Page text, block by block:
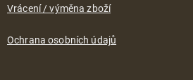
Vrácení / výměna zboží
Ochrana osobních údajů